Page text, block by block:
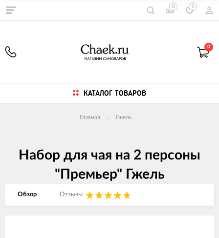
0 0
0
КАТАЛОГ ТОВАРОВ
Главная Гжель
Набор для чая на 2 персоны
"Премьер" Гжель
Обзор Отзывы